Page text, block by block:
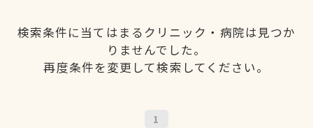
検索条件に当てはまるクリニック・病院は見つか
りませんでした。
再度条件を変更して検索してください。
1